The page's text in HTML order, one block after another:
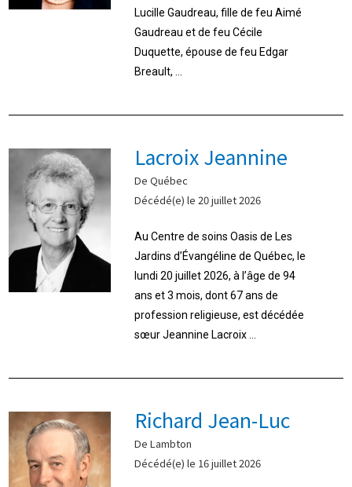
Lucille Gaudreau, fille de feu Aimé
Gaudreau et de feu Cécile
Duquette, épouse de feu Edgar
Breault, ...
Lacroix Jeannine
De Québec
Décédé(e) le 20 juillet 2026
Au Centre de soins Oasis de Les
Jardins d’Évangéline de Québec, le
lundi 20 juillet 2026, à l’âge de 94
ans et 3 mois, dont 67 ans de
profession religieuse, est décédée
sœur Jeannine Lacroix ...
Richard Jean-Luc
De Lambton
Décédé(e) le 16 juillet 2026